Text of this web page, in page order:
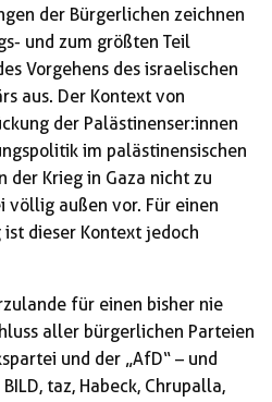
der Bürgerlichen zeichnen
und zum größten Teil
Vorgehens des israelischen
aus. Der Kontext von
der Palästinenser:innen
im palästinensischen
der Krieg in Gaza nicht zu
völlig außen vor. Für einen
dieser Kontext jedoch
für einen bisher nie
aller bürgerlichen Parteien
und der „AfD“ – und
taz, Habeck, Chrupalla,